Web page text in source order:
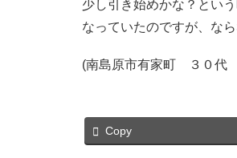
少し引き始めかな？とい
なっていたのですが、な
(南島原市有家町 ３０代
Copy